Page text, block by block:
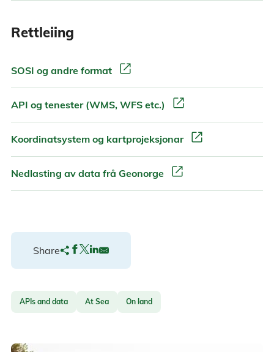
Rettleiing
SOSI og andre format open_in_new
API og tenester (WMS, WFS etc.) open_in_new
Koordinatsystem og kartprojeksjonar open_in_new
Nedlasting av data frå Geonorge open_in_new
Share
APIs and data At Sea On land